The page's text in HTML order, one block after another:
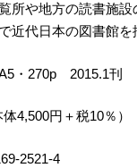
所や地方の読書施
近代日本の図書館
・270p 2015.1刊
4,500円＋税10％）
2521-4